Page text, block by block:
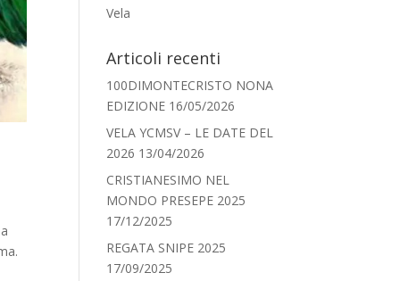
Vela
Articoli recenti
100DIMONTECRISTO NONA
EDIZIONE 16/05/2026
VELA YCMSV – LE DATE DEL
2026 13/04/2026
CRISTIANESIMO NEL
MONDO PRESEPE 2025
17/12/2025
REGATA SNIPE 2025
17/09/2025